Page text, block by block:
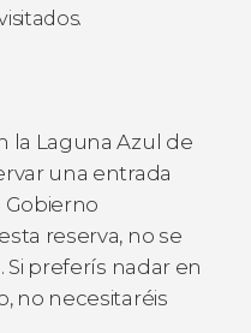
la Laguna Azul de
una entrada
Gobierno
esta reserva, no se
Si preferís nadar en
no necesitaréis